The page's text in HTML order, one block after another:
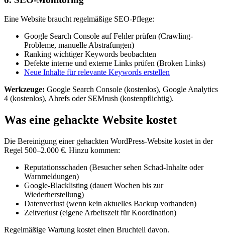
Eine Website braucht regelmäßige SEO-Pflege:
Google Search Console auf Fehler prüfen (Crawling-
Probleme, manuelle Abstrafungen)
Ranking wichtiger Keywords beobachten
Defekte interne und externe Links prüfen (Broken Links)
Neue Inhalte für relevante Keywords erstellen
Werkzeuge: Google Search Console (kostenlos), Google Analytics
4 (kostenlos), Ahrefs oder SEMrush (kostenpflichtig).
Was eine gehackte Website kostet
Die Bereinigung einer gehackten WordPress-Website kostet in der
Regel 500–2.000 €. Hinzu kommen:
Reputationsschaden (Besucher sehen Schad-Inhalte oder
Warnmeldungen)
Google-Blacklisting (dauert Wochen bis zur
Wiederherstellung)
Datenverlust (wenn kein aktuelles Backup vorhanden)
Zeitverlust (eigene Arbeitszeit für Koordination)
Regelmäßige Wartung kostet einen Bruchteil davon.